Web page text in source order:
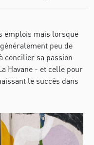
emplois mais lorsque
peu de
concilier sa passion
Havane - et celle pour
le succès dans